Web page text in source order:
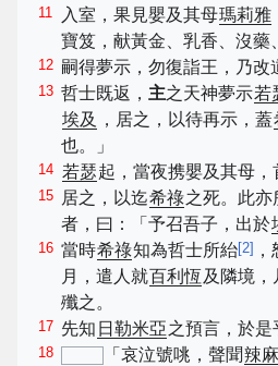
11 入室，果見嬰及其母瑪莉雅
寶笈，献黃金、乳香、沒藥
12 嗣得夢示，勿復詣王，乃改
13 哲士既返，主之天神夢示若
埃及
，居之，以待再示，蓋
也。」
14 若瑟起，當夜携嬰及其母，
15 居之，以迄希祿之死。此亦
者，曰：「予召吾子，出於
16 當時希祿知為哲士所紿[2]
月，遣人就百利恆及隣境，
殲之。
17 先知 日勒米亞之預言，於是
18 「哀泣號咷，聲聞辣麻